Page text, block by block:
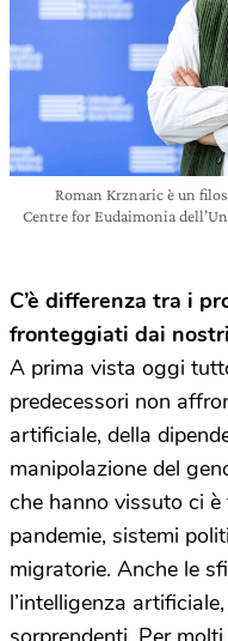
Roman Krznaric è un
Centre for Eudaimonia
​C’è differenza tra i
fronteggiati dai
A prima vista oggi
predecessori non
artificiale, della
manipolazione del
che hanno vissuto ci
pandemie, sistemi
migratorie. Anche le
l’intelligenza